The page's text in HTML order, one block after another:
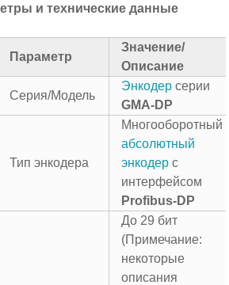
и технические данные
Параметр
Значение/
Описание
Серия/Модель
Энкодер серии
GMA-DP
Тип энкодера
Многооборотный
абсолютный
энкодер с
интерфейсом
Profibus-DP
До 29 бит
(Примечание:
некоторые
описания